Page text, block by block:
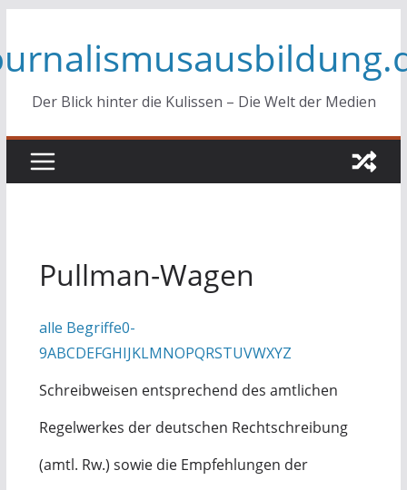
springen
Der Blick hinter die Kulissen – Die Welt der Medien
Pullman-Wagen
alle Begriffe0-
9ABCDEFGHIJKLMNOPQRSTUVWXYZ
Schreibweisen entsprechend des amtlichen
Regelwerkes der deutschen Rechtschreibung
(amtl. Rw.) sowie die Empfehlungen der